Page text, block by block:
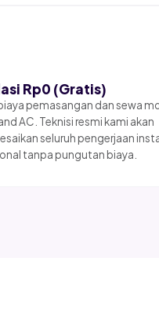
Rp0 (Gratis)
pemasangan dan sewa
AC. Teknisi resmi kami akan
seluruh pengerjaan
tanpa pungutan biaya.